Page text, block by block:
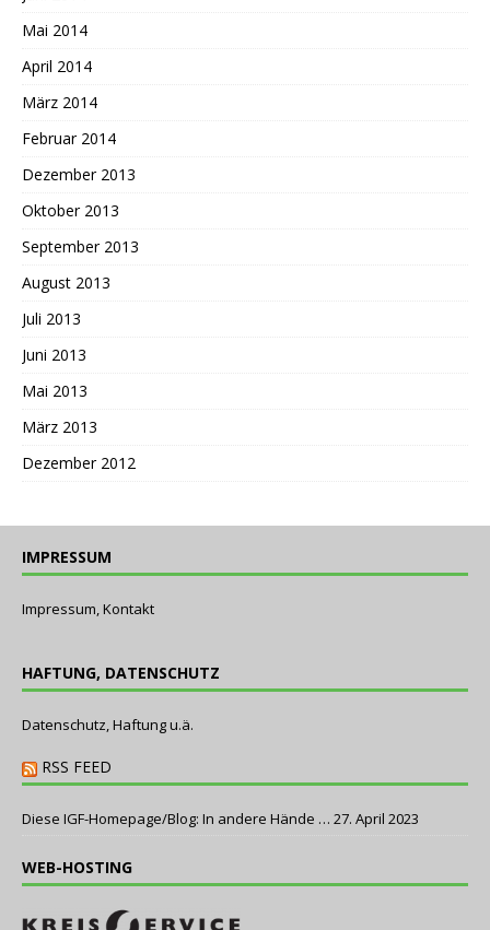
Mai 2014
April 2014
März 2014
Februar 2014
Dezember 2013
Oktober 2013
September 2013
August 2013
Juli 2013
Juni 2013
Mai 2013
März 2013
Dezember 2012
IMPRESSUM
Impressum, Kontakt
HAFTUNG, DATENSCHUTZ
Datenschutz, Haftung u.ä.
RSS FEED
Diese IGF-Homepage/Blog: In andere Hände … 27. April 2023
WEB-HOSTING